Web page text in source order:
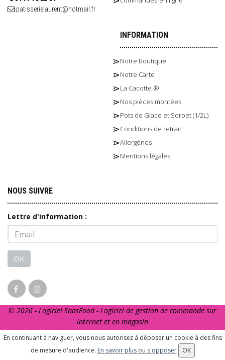
patisserielaurent@hotmail.fr
INFORMATION
Notre Boutique
Notre Carte
La Cacotte ®
Nos pièces montées
Pots de Glace et Sorbet (1/2L)
Conditions de retrait
Allergènes
Mentions légales
NOUS SUIVRE
Lettre d'information :
OK
© 2026 - Logiciel SaasFood - Logiciel de gestion de commande sur
internet et en magasin
La vente d’alcool est strictement interdite aux mineurs. L’abus
d’alcool est dangereux pour la santé. A consommer avec
modération.
En continuant à naviguer, vous nous autorisez à déposer un cookie à des fins
de mesure d'audience. En savoir plus ou s'opposer OK